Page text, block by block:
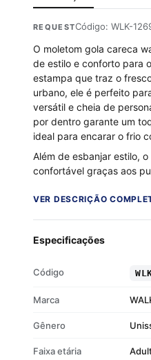
REQUESTCódigo: WLK-
O moletom gola careca
de estilo e conforto para
estampa que traz o
urbano, ele é perfeito
versátil e cheia de
por dentro garante um
ideal para encarar o frio
Além de esbanjar estilo,
confortável graças aos
durabilidade e conforto,
Flanelado por
Punhos e barra em
VER DESCRIÇÃO
Especificações
Código
Marca
Gênero
Faixa etária